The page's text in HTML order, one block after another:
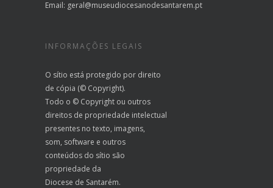
Email: geral@museudiocesanodesantarem.pt
INFORMAÇÕES LEGAIS
O sítio está protegido por direito
de cópia (© Copyright).
Todo o © Copyright ou outros
direitos de propriedade intelectual
presentes no texto, imagens,
som, software e outros
conteúdos do sítio são
propriedade da
Diocese de Santarém.